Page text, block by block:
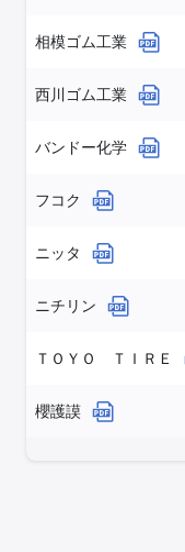
相模ゴム工業
西川ゴム工業
バンドー化学
フコク
ニッタ
ニチリン
ＴＯＹＯ ＴＩＲＥ
櫻護謨